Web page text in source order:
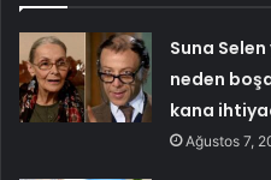
Suna
neden
kana
Ağustos 7,